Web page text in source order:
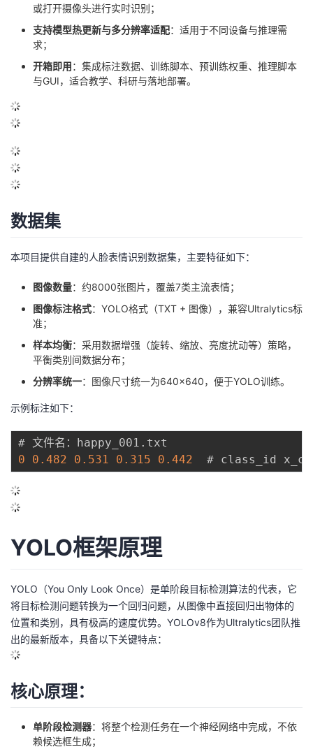
或打开摄像头进行实时识别；
支持模型热更新与多分辨率适配：适用于不同设备与推理需
求；
开箱即用：集成标注数据、训练脚本、预训练权重、推理脚本
与GUI，适合教学、科研与落地部署。
数据集
本项目提供自建的人脸表情识别数据集，主要特征如下：
图像数量：约8000张图片，覆盖7类主流表情；
图像标注格式：YOLO格式（TXT + 图像），兼容Ultralytics标
准；
样本均衡：采用数据增强（旋转、缩放、亮度扰动等）策略，
平衡类别间数据分布；
分辨率统一：图像尺寸统一为640×640，便于YOLO训练。
示例标注如下：
# 文件名：happy_001 .
0
0.482 0.531 0.315 0.442
YOLO框架原理
YOLO（You Only Look Once）是单阶段目标检测算法的代表，它
将目标检测问题转换为一个回归问题，从图像中直接回归出物体的
位置和类别，具有极高的速度优势。YOLOv8作为Ultralytics团队推
出的最新版本，具备以下关键特点：
核心原理：
单阶段检测器：将整个检测任务在一个神经网络中完成，不依
赖候选框生成；